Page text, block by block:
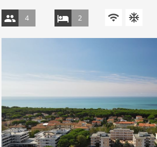
4 2